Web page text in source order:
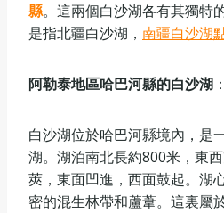
縣。這兩個白沙湖各有其獨特
是指北疆白沙湖， 南疆白沙湖
阿勒泰地區哈巴河縣的白沙湖 ：
白沙湖位於哈巴河縣境內，是
湖。湖泊南北長約800米，東
莢，東面凹進，西面鼓起。湖
密的混生林帶和蘆葦。這裏屬